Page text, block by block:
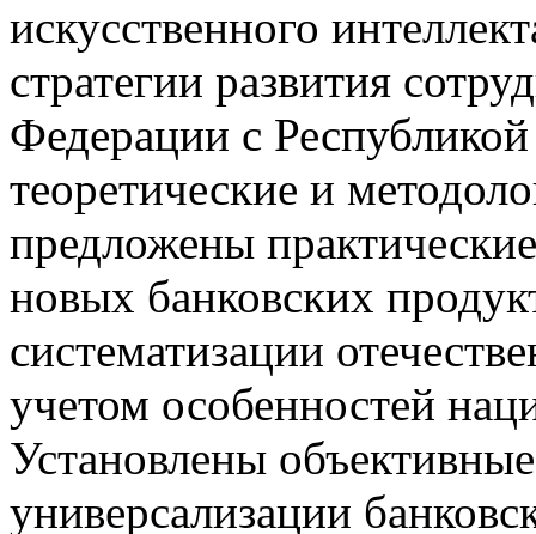
искусственного
стратегии развития
Федерации с
теоретические и
предложены
новых банковских
систематизации
учетом особенностей
Установлены
универсализации